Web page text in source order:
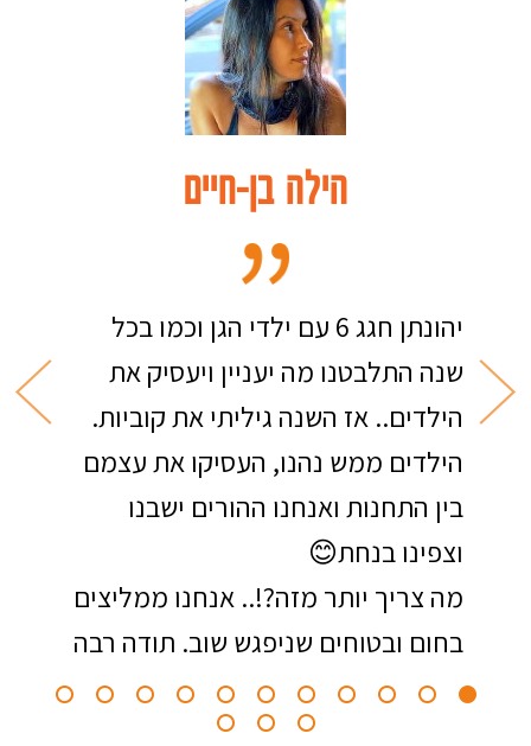
הילה בן-חיים
יהונתן חגג 6 עם ילדי הגן וכמו בכל
שנה התלבטנו מה יעניין ויעסיק את
הילדים.. אז השנה גיליתי את קוביות.
הילדים ממש נהנו, העסיקו את עצמם
בין התחנות ואנחנו ההורים ישבנו
וצפינו בנחת😊
מה צריך יותר מזה?!.. אנחנו ממליצים
בחום ובטוחים שניפגש שוב. תודה רבה